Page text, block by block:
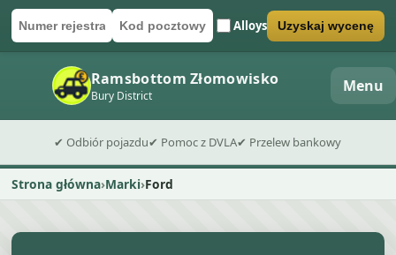
Numer rejestracyjny
Kod pocztowyAlloys
Wyślij formularz wyceny Uzyskaj wycenę
Ramsbottom Złomowisko
Bury District Menu
✔ Odbiór pojazdu✔ Pomoc z DVLA✔ Przelew bankowy
Strona główna Marki Ford